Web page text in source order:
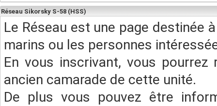
Réseau Sikorsky S-58 (HSS)
Le Réseau est une page destinée
marins ou les personnes
En vous inscrivant, vous
ancien camarade de cette unité.
De plus vous pouvez être